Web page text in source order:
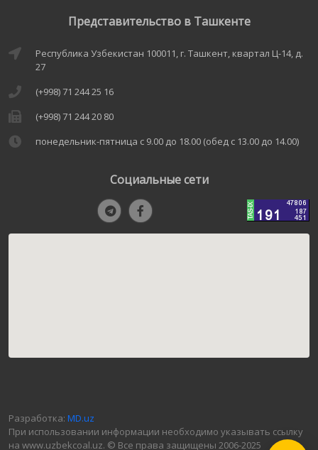
Представительство в Ташкенте
Республика Узбекистан 100011, г. Ташкент, квартал Ц-14, д.
27
(+998) 71 244 25 16
(+998) 71 244 20 80
понедельник-пятница с 9.00 до 18.00 (обед с 13.00 до 14.00)
Социальные сети
Разработка: MD.uz
При использовании информации необходимо указывать ссылку
на www.uzbekcoal.uz. © Все права защищены 2006-2025